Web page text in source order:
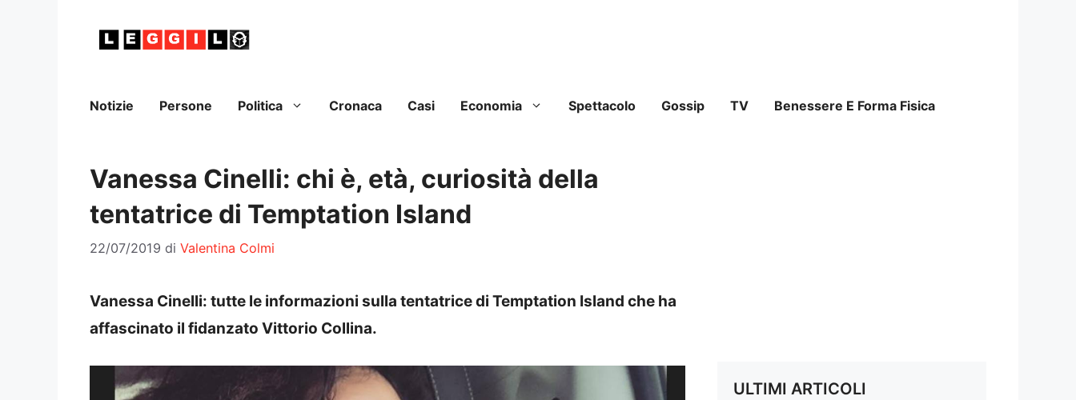
Notizie Persone Politica Cronaca Casi Economia Spettacolo Gossip TV Benessere E Forma Fisica
Vanessa Cinelli: chi è, età, curiosità della
tentatrice di Temptation Island
22/07/2019 di Valentina Colmi
Vanessa Cinelli: tutte le informazioni sulla tentatrice di Temptation Island che ha
affascinato il fidanzato Vittorio Collina.
ULTIMI ARTICOLI